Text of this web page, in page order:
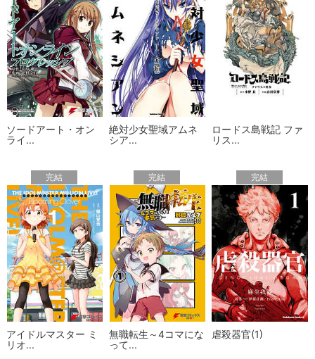
ソードアート・オン
ライ...
絶対少女聖域アムネ
シア...
ロードス島戦記 ファ
リス...
完結
アイドルマスター ミ
リオ...
完結
無職転生～4コマにな
って...
完結
虐殺器官(1)